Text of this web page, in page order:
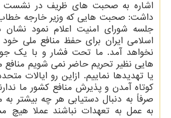
اشاره به صحبت های ظریف در نشست
داشت: صحبت هایی که وزیر خارجه خطاب
جلسه شورای امنیت اعلام نمود
اسلامی ایران برای حفظ منافع ملی
نخواهد آمد. ما تحت فشار و با یک جو
هایی نظیر تحریم حاضر نمی شویم منافع
یا تهدیدها نماییم. ازاین رو ایالات
کوتاه آمدن و پذیرش منافع کشور ما
صرفاً به دنبال دستیابی هر چه بیشتر
به عمل به تعهدات نباشند عملا هیچ